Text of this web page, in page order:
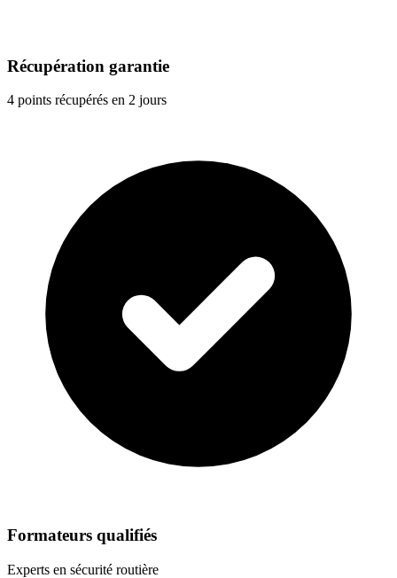
Récupération garantie
4 points récupérés en 2 jours
Formateurs qualifiés
Experts en sécurité routière